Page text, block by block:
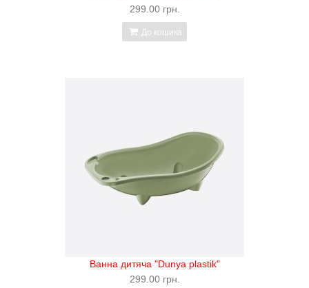
299.00 грн.
До кошика
Ванна дитяча "Dunya plastik"
299.00 грн.